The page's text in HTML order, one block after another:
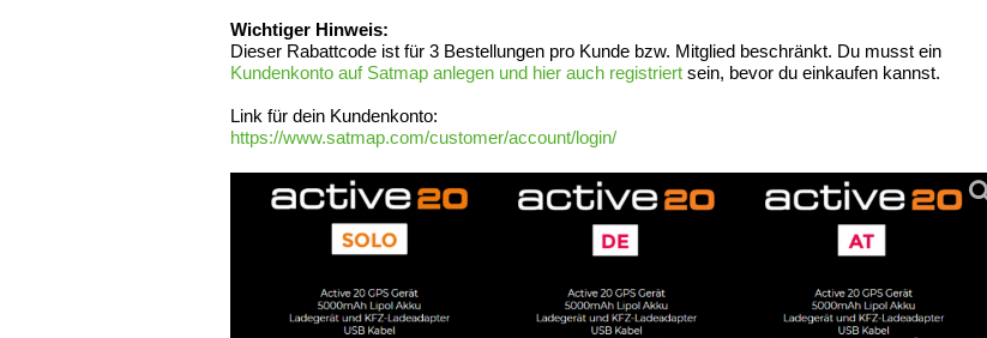
Wichtiger Hinweis:
Dieser Rabattcode ist für 3 Bestellungen pro Kunde bzw. Mitglied beschränkt. Du musst ein
Kundenkonto auf Satmap anlegen und hier auch registriert sein, bevor du einkaufen kannst.
Link für dein Kundenkonto:
https://www.satmap.com/customer/account/login/